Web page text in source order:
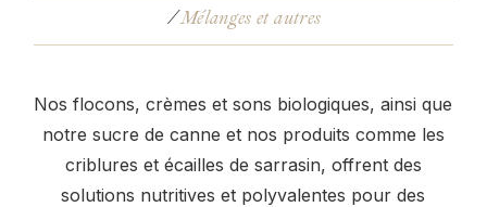
Mélanges et autres
Nos flocons, crèmes et sons biologiques, ainsi que
notre sucre de canne et nos produits comme les
criblures et écailles de sarrasin, offrent des
solutions nutritives et polyvalentes pour des